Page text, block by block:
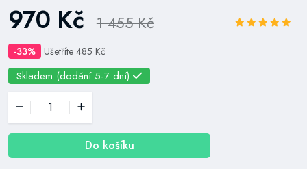
970 Kč 1 455 Kč
-33% Ušetříte 485 Kč
Skladem (dodání 5-7 dní)
Do košíku